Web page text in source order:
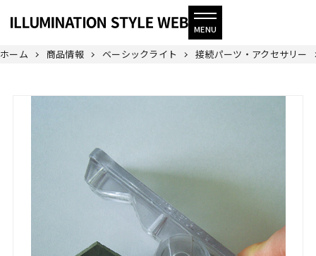
ホーム 商品情報 ベーシックライト 接続パーツ・アクセサリー